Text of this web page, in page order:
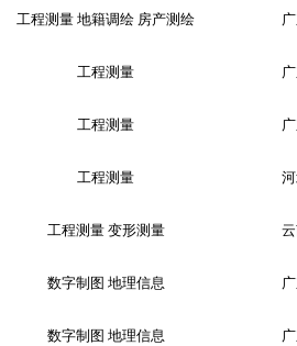
工程测量 地籍调绘 房产测绘
工程测量
工程测量
工程测量
工程测量 变形测量
数字制图 地理信息
数字制图 地理信息